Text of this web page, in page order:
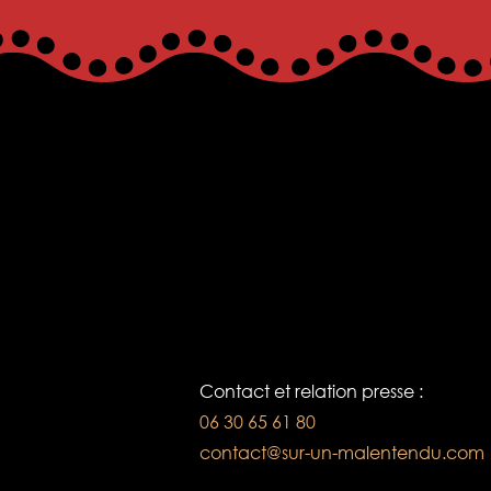
Contact et relation presse :
06 30 65 61 80
contact@sur-un-malentendu.com